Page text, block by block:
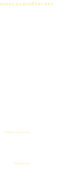
pu profiter des
Soutiens importants
Participant·es